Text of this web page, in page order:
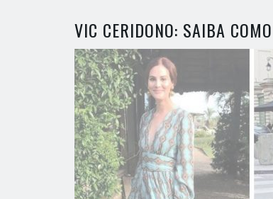
VIC CERIDONO: SAIBA